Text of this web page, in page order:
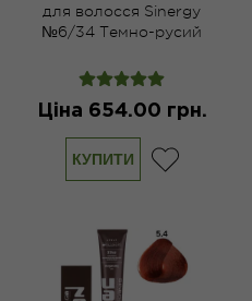
для волосся Sinergy
№6/34 Темно-русий
Ціна 654.00 грн.
КУПИТИ